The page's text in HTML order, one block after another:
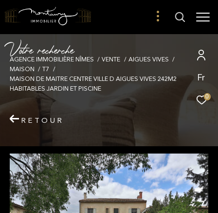
Fr
0
Votrerecherche
AGENCE IMMOBILIÈRE NÎMES VENTE
AIGUES VIVES
MAISON
T7
MAISON DE MAITRE CENTRE VILLE D AIGUES VIVES 242M2
HABITABLES JARDIN ET PISCINE
RETOUR